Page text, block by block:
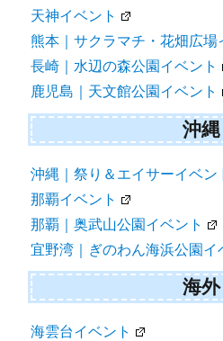
天神イベント
熊本｜サクラマチ・花畑広場
長崎｜水辺の森公園イベント
鹿児島｜天文館公園イベント
沖縄
沖縄｜祭り＆エイサーイベン
那覇イベント
那覇｜奥武山公園イベント
宜野湾｜ぎのわん海浜公園イ
海外
海雲台イベント